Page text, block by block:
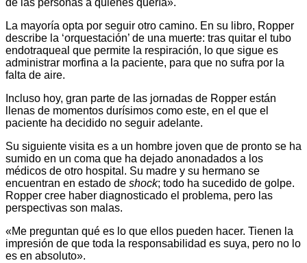
de las personas a quienes quería».
La mayoría opta por seguir otro camino. En su libro, Ropper
describe la ‘orquestación’ de una muerte: tras quitar el tubo
endotraqueal que permite la respiración, lo que sigue es
administrar morfina a la paciente, para que no sufra por la
falta de aire.
Incluso hoy, gran parte de las jornadas de Ropper están
llenas de momentos durísimos como este, en el que el
paciente ha decidido no seguir adelante.
Su siguiente visita es a un hombre joven que de pronto se ha
sumido en un coma que ha dejado anonadados a los
médicos de otro hospital. Su madre y su hermano se
encuentran en estado de shock; todo ha sucedido de golpe.
Ropper cree haber diagnosticado el problema, pero las
perspectivas son malas.
«Me preguntan qué es lo que ellos pueden hacer. Tienen la
impresión de que toda la responsabilidad es suya, pero no lo
es en absoluto».